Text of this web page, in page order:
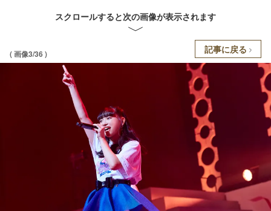
スクロールすると次の画像が表示されます
( 画像3/36 ) 記事に戻る